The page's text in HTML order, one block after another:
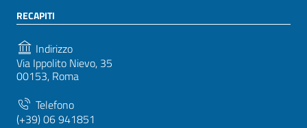
RECAPITI
Indirizzo
Via Ippolito Nievo, 35
00153, Roma
Telefono
(+39) 06 941851